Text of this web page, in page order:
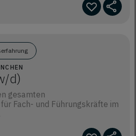
d)
gesamten
Fach- und Führungskräfte im